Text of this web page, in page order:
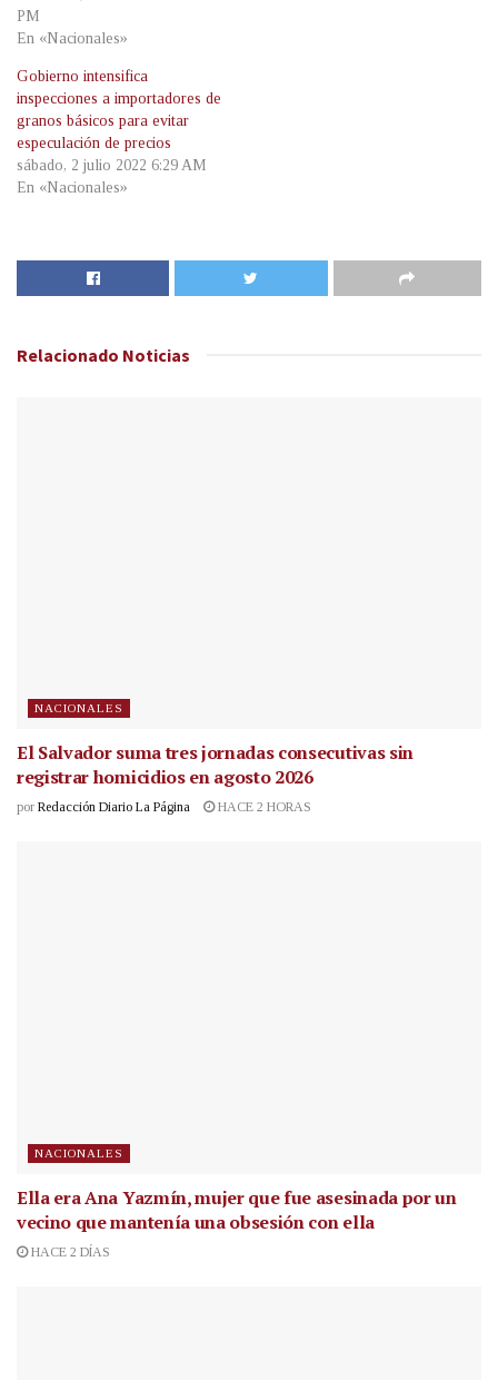
PM
En «Nacionales»
Gobierno intensifica
inspecciones a importadores de
granos básicos para evitar
especulación de precios
sábado, 2 julio 2022 6:29 AM
En «Nacionales»
Relacionado Noticias
NACIONALES
El Salvador suma tres jornadas consecutivas sin
registrar homicidios en agosto 2026
por Redacción Diario La Página HACE 2 HORAS
NACIONALES
Ella era Ana Yazmín, mujer que fue asesinada por un
vecino que mantenía una obsesión con ella
HACE 2 DÍAS